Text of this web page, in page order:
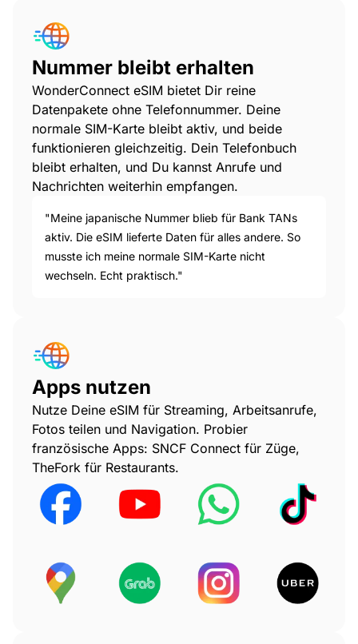
Nummer bleibt erhalten
WonderConnect eSIM bietet Dir reine
Datenpakete ohne Telefonnummer. Deine
normale SIM-Karte bleibt aktiv, und beide
funktionieren gleichzeitig. Dein Telefonbuch
bleibt erhalten, und Du kannst Anrufe und
Nachrichten weiterhin empfangen.
"Meine japanische Nummer blieb für Bank TANs
aktiv. Die eSIM lieferte Daten für alles andere. So
musste ich meine normale SIM-Karte nicht
wechseln. Echt praktisch."
Apps nutzen
Nutze Deine eSIM für Streaming, Arbeitsanrufe,
Fotos teilen und Navigation. Probier
französische Apps: SNCF Connect für Züge,
TheFork für Restaurants.